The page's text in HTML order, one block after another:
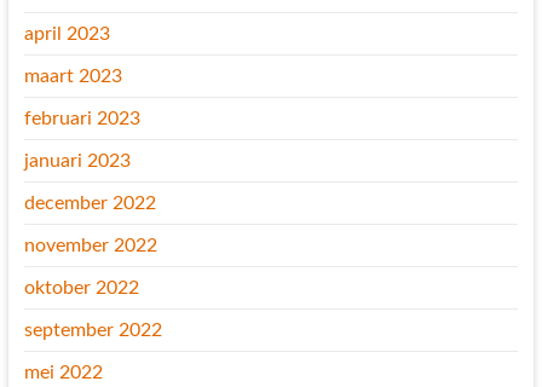
april 2023
maart 2023
februari 2023
januari 2023
december 2022
november 2022
oktober 2022
september 2022
mei 2022